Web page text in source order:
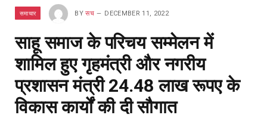
समाचार BY सच DECEMBER 11, 2022
साहू समाज के परिचय सम्मेलन में
शामिल हुए गृहमंत्री और नगरीय
प्रशासन मंत्री 24.48 लाख रूपए के
विकास कार्यों की दी सौगात